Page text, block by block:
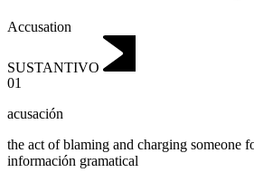
Accusation
SUSTANTIVO
01
acusación
the act of blaming and charging someone
información gramatical